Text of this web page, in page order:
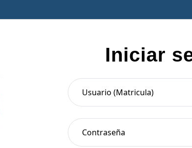
Iniciar
Usuario (Matricula)
Contraseña